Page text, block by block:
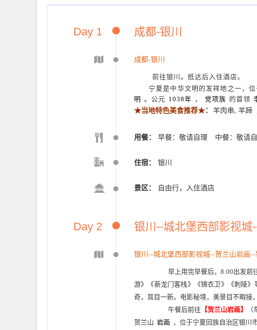
Day 1 成都-银川
成都-银川
前往银川。抵达后入住酒店。
宁夏是中华文明的发祥地之一，
明 。公元 1038年 ， 党项族 的首领
★当地特色美食推荐★ ： 羊肉串 , 羊
用餐： 早餐：敬请自理 中餐：敬请
住宿： 银川
景区： 自由行，入住酒店
Day 2 银川--城北堡西部影视城
银川--城北堡西部影视城--贺兰山岩画--
早上用完早餐后， 8:00出发前
游》《新龙门客栈》《锦衣卫》《刺陵
奇，耳目一新。电影秘境，美景目不暇接
午餐后前往 【贺兰山岩画】
贺兰山 岩画 ，位于宁夏回族自治区银川